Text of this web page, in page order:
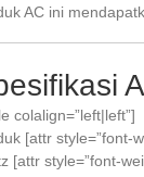
AC ini
colalign=”left|left”]
[attr style=”font-
[attr style=”font-